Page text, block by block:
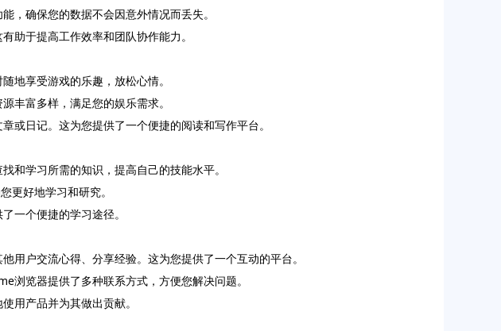
，确保您的数据不会因意外情况而丢失。
助于提高工作效率和团队协作能力。
地享受游戏的乐趣，放松心情。
丰富多样，满足您的娱乐需求。
日记。这为您提供了一个便捷的阅读和写作平台。
和学习所需的知识，提高自己的技能水平。
更好地学习和研究。
一个便捷的学习途径。
户交流心得、分享经验。这为您提供了一个互动的平台。
浏览器提供了多种联系方式，方便您解决问题。
用产品并为其做出贡献。